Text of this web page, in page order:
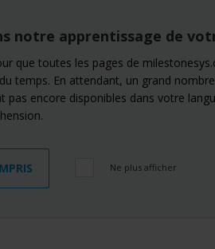
notre apprentissage de
que toutes les pages de
temps. En attendant, un grand
pas encore disponibles dans votre
Ne plus afficher